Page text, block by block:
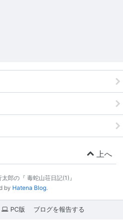
上へ
郎の『 毒蛇山荘日記(1)』
by Hatena Blog.
PC版 ブログを報告する